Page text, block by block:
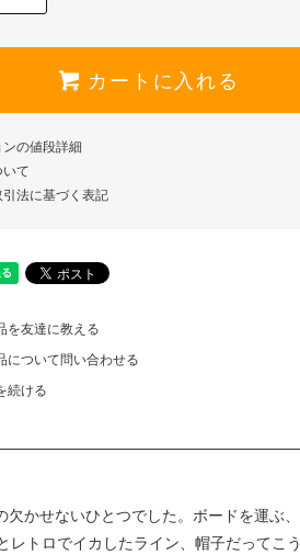
カートに入れる
ンの値段詳細
て
引法に基づく表記
を友達に教える
について問い合わせる
続ける
かせないひとつでした。ボードを運ぶ、
トロでイカしたライン、帽子だってこう